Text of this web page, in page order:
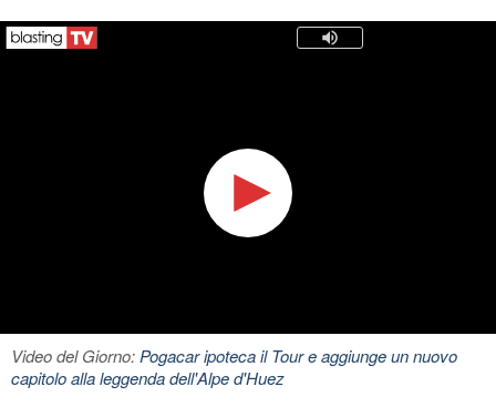
Video del Giorno:Pogacar ipoteca il Tour e aggiunge un nuovo
capitolo alla leggenda dell'Alpe d'Huez